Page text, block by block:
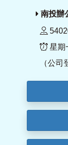
南投辦
星期
（公